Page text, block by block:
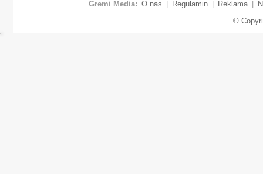
Gremi Media: O nas Regulamin Reklama
©